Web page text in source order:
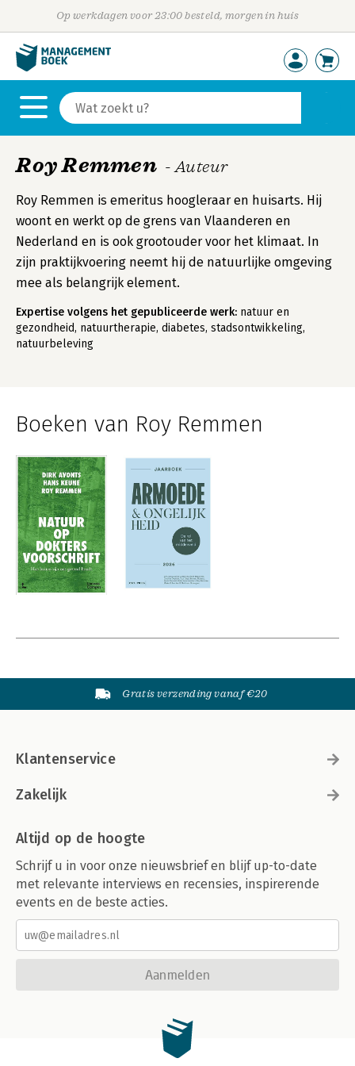
Op werkdagen voor 23:00 besteld, morgen in huis
Roy Remmen - Auteur
Roy Remmen is emeritus hoogleraar en huisarts. Hij
woont en werkt op de grens van Vlaanderen en
Nederland en is ook grootouder voor het klimaat. In
zijn praktijkvoering neemt hij de natuurlijke omgeving
mee als belangrijk element.
Expertise volgens het gepubliceerde werk: natuur en
gezondheid, natuurtherapie, diabetes, stadsontwikkeling,
natuurbeleving
Boeken van Roy Remmen
Gratis verzending vanaf €20
Klantenservice
Zakelijk
Altijd op de hoogte
Schrijf u in voor onze nieuwsbrief en blijf up-to-date
met relevante interviews en recensies, inspirerende
events en de beste acties.
Aanmelden